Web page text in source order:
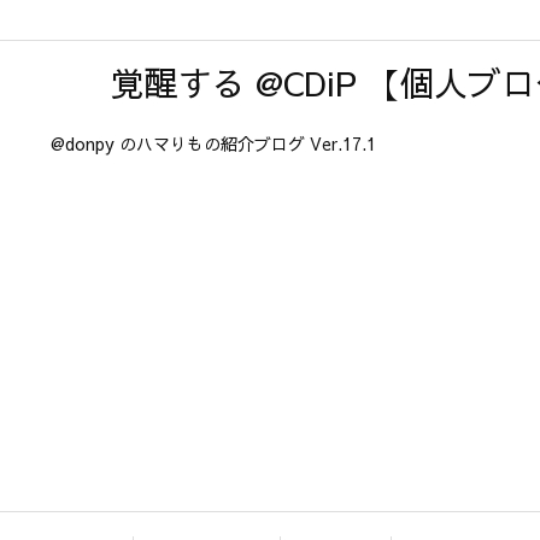
覚醒する @CDiP 【個人ブ
@donpy のハマりもの紹介ブログ Ver.17.1